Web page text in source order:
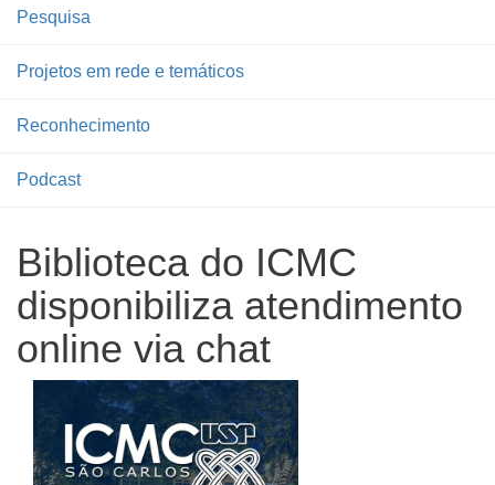
Pesquisa
Projetos em rede e temáticos
Reconhecimento
Podcast
Biblioteca do ICMC
disponibiliza atendimento
online via chat